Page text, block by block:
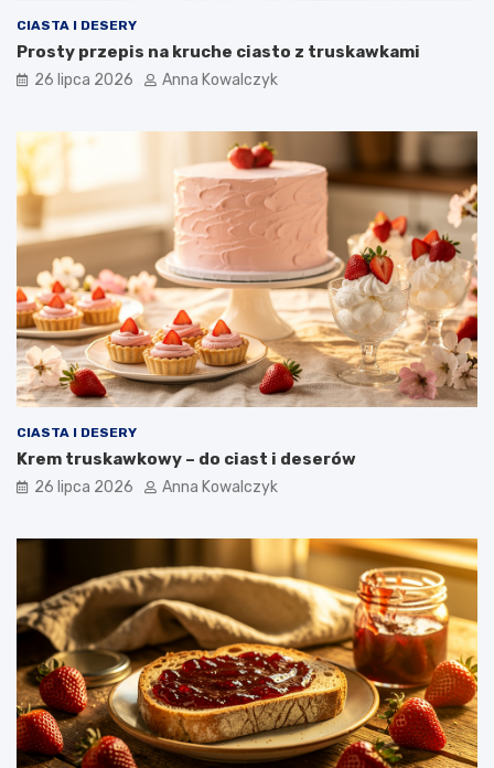
CIASTA I DESERY
Prosty przepis na kruche ciasto z truskawkami
26 lipca 2026 Anna Kowalczyk
CIASTA I DESERY
Krem truskawkowy – do ciast i deserów
26 lipca 2026 Anna Kowalczyk